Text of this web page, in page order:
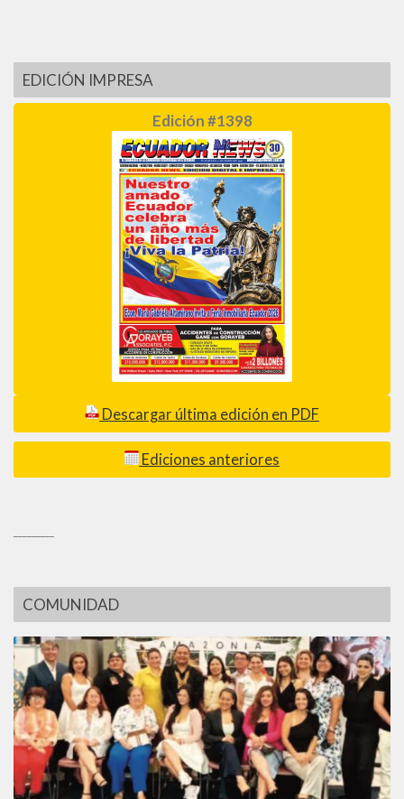
EDICIÓN IMPRESA
Edición #1398
Descargar última edición en PDF
Ediciones anteriores
COMUNIDAD